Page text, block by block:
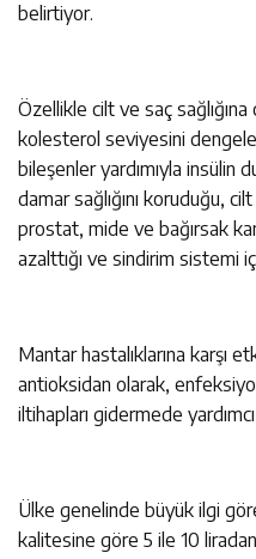
belirtiyor.
Özellikle cilt ve saç sağlığına
kolesterol seviyesini
bileşenler yardımıyla insülin
damar sağlığını koruduğu,
prostat, mide ve bağırsak
azalttığı ve sindirim sistemi
Mantar hastalıklarına karşı
antioksidan olarak,
iltihapları gidermede
Ülke genelinde büyük ilgi
kalitesine göre 5 ile 10